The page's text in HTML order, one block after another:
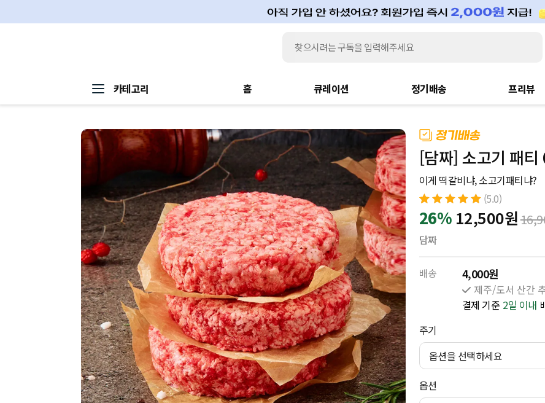
카테고리 홈 큐레이션 정기배송 프리뷰
[담짜] 소고기 패
이게 떡갈비냐, 소고기패티냐?
5.0개의 고객
평가를 기준으
3
점으로 평가됨
(5.0)
26% 12,500원
담짜
배송 4,000원
제주/도서 산간
결제 기준 2일 이내
주기
옵션을 선택하세요
옵션